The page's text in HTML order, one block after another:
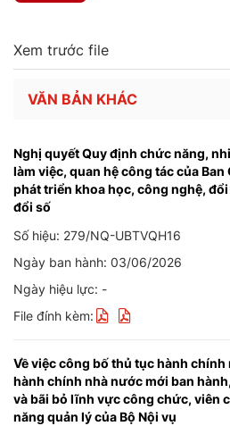
Xem trước file
VĂN BẢN KHÁC
Nghị quyết Quy định chức năng,
làm việc, quan hệ công tác của
phát triển khoa học, công nghệ,
đổi số
Số hiệu: 279/NQ-UBTVQH16
Ngày ban hành: 03/06/2026
Ngày hiệu lực: -
File đính kèm:
Về việc công bố thủ tục hành
hành chính nhà nước mới ban
và bãi bỏ lĩnh vực công chức, viên
năng quản lý của Bộ Nội vụ